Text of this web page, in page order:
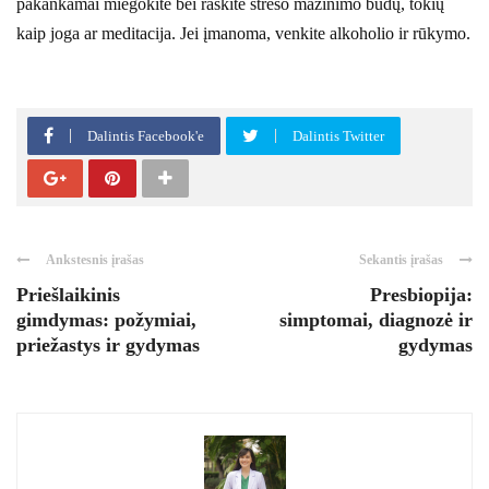
kaip joga ar meditacija. Jei įmanoma, venkite alkoholio ir rūkymo.
Dalintis Facebook'e Dalintis Twitter
Ankstesnis įrašas
Priešlaikinis
gimdymas: požymiai,
priežastys ir gydymas
Sekantis įrašas
Presbiopija:
simptomai, diagnozė ir
gydymas